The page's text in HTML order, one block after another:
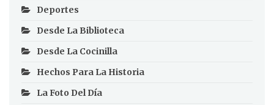
Deportes
Desde La Biblioteca
Desde La Cocinilla
Hechos Para La Historia
La Foto Del Día